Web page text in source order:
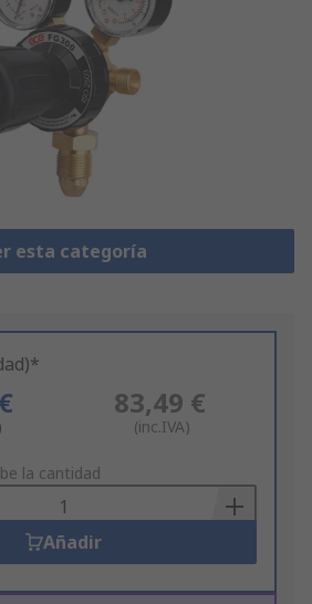
esta categoría
83,49 €
(inc.IVA)
la cantidad
Añadir